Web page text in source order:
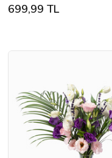
699,99 TL